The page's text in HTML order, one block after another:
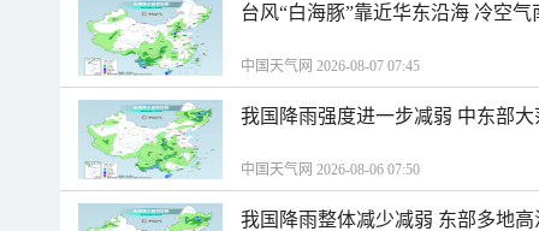
台风“白海豚”靠近华东沿海 冷空
中国天气网 2026-08-07 07:45
我国降雨强度进一步减弱 中东部
中国天气网 2026-08-06 07:50
我国降雨整体减少减弱 东部多地